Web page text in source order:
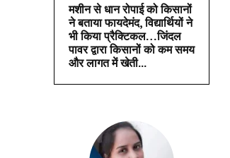
मशीन से धान रोपाई को किसानों
ने बताया फायदेमंद, विद्यार्थियों ने
भी किया प्रैक्टिकल…जिंदल
पावर द्वारा किसानों को कम समय
और लागत में खेती...